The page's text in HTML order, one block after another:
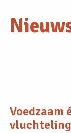
Voedzaam